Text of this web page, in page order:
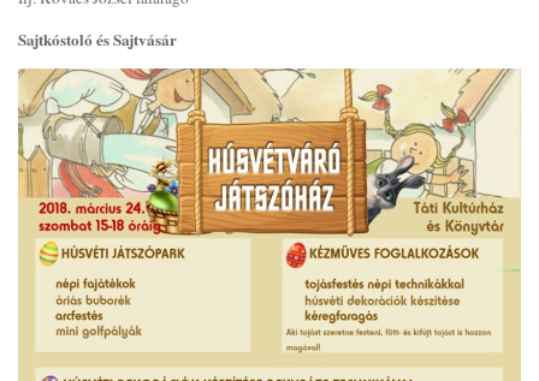
Sajtkóstoló és Sajtvásár